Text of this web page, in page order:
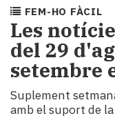
Societat
Política
i
municipis
Economia
turisme
FEM-HO FÀCIL
Les
del 29
setembre
Suplement
amb el suport de